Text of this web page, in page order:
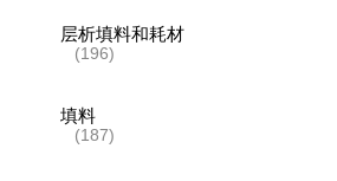
层析填料和耗材
(196)
填料
(187)